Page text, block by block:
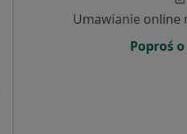
Umawianie online
Poproś